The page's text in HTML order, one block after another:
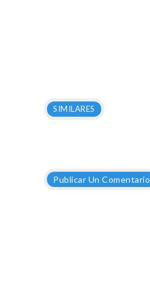
SIMILARES
Publicar Un Comentario